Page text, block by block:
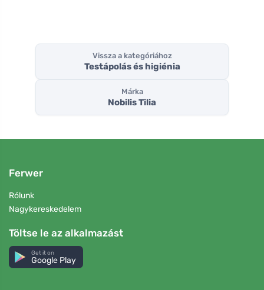
Vissza a kategóriához
Testápolás és higiénia
Márka
Nobilis Tilia
Ferwer
Rólunk
Nagykereskedelem
Töltse le az alkalmazást
Get it on
Google Play